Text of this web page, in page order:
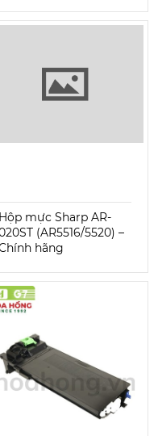
Hộp mực Sharp AR-
(AR5516/5520) –
hãng